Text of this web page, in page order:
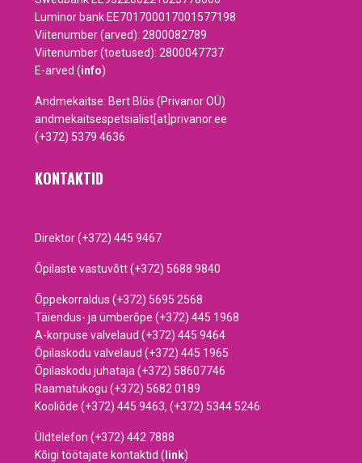
Luminor bank EE701700017001577198
Viitenumber (arved): 2800082789
Viitenumber (toetused): 2800047737
E-arved (info)
Andmekaitse: Bert Blös (Privanor OÜ)
andmekaitsespetsialist[at]privanor.ee
(+372) 5379 4636
KONTAKTID
Direktor (+372) 445 9467
Õpilaste vastuvõtt (+372) 5688 9840
Õppekorraldus (+372) 5695 2568
Täiendus- ja ümberõpe (+372) 445 1968
A-korpuse valvelaud (+372) 445 9464
Õpilaskodu valvelaud (+372) 445 1965
Õpilaskodu juhataja (+372) 58607746
Raamatukogu (+372) 5682 0189
Kooliõde (+372) 445 9463, (+372) 5344 5246
Üldtelefon (+372) 442 7888
Kõigi töötajate kontaktid ( link)